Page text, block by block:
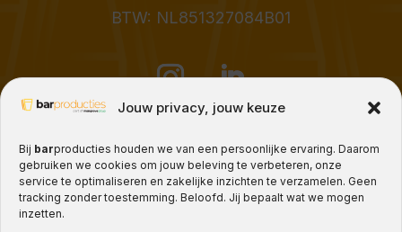
Jouw privacy, jouw keuze
Bij barproducties houden we van een persoonlijke ervaring. Daarom
gebruiken we cookies om jouw beleving te verbeteren, onze
service te optimaliseren en zakelijke inzichten te verzamelen. Geen
tracking zonder toestemming. Beloofd. Jij bepaalt wat we mogen
inzetten.
BTW: NL851327084B01
Plan je bar met ons